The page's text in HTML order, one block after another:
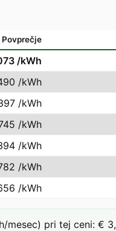
Povprečje
/kWh
/kWh
/kWh
/kWh
/kWh
/kWh
/kWh
mesec) pri tej ceni: €